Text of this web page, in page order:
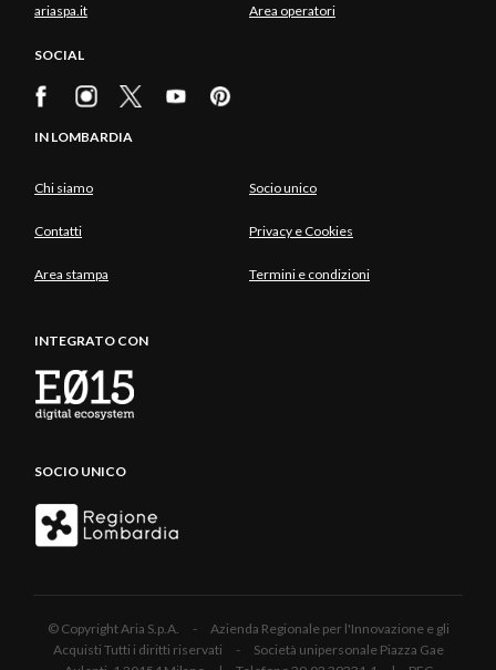
ariaspa.it Area operatori
SOCIAL
IN LOMBARDIA
Chi siamo Socio unico
Contatti Privacy e Cookies
Area stampa Termini e condizioni
INTEGRATO CON
SOCIO UNICO
© Copyright Aria S.p.A. - Azienda Regionale per l'Innovazione e gli
Acquisti Tutti i diritti riservati - Società unipersonale Piazza Gae